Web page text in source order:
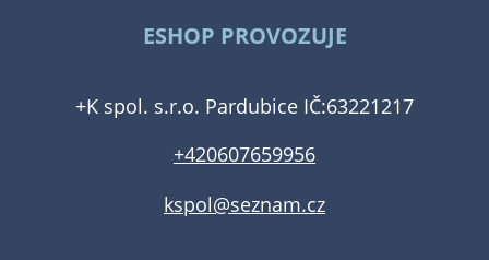
ESHOP PROVOZUJE
+K spol. s.r.o. Pardubice IČ:63221217
+420607659956
kspol@seznam.cz